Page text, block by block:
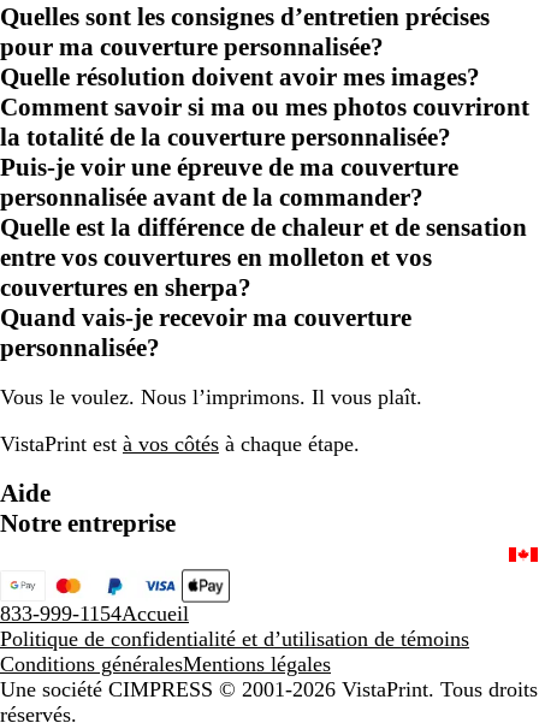
Quelles sont les consignes d’entretien précises
pour ma couverture personnalisée?
Quelle résolution doivent avoir mes images?
Comment savoir si ma ou mes photos couvriront
la totalité de la couverture personnalisée?
Puis-je voir une épreuve de ma couverture
personnalisée avant de la commander?
Quelle est la différence de chaleur et de sensation
entre vos couvertures en molleton et vos
couvertures en sherpa?
Quand vais-je recevoir ma couverture
personnalisée?
Vous le voulez. Nous l’imprimons. Il vous plaît.
VistaPrint est à vos côtés à chaque étape.
Aide
Notre entreprise
833-999-1154Accueil
Politique de confidentialité et d’utilisation de témoins
Conditions généralesMentions légales
Une société CIMPRESS © 2001-2026 VistaPrint. Tous droits
réservés.